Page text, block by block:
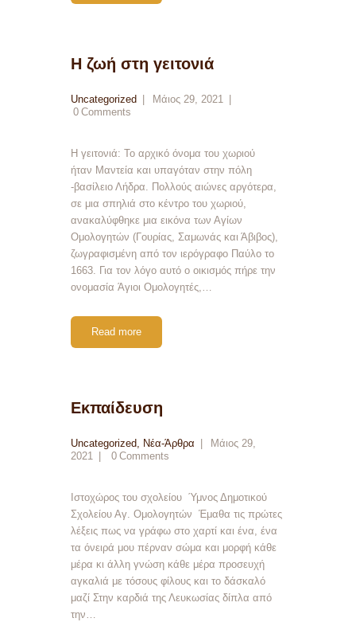
Η ζωή στη γειτονιά
Uncategorized
Μάιος 29, 2021
0 Comments
Η γειτονιά: Το αρχικό όνομα του χωριού
ήταν Μαντεία και υπαγόταν στην πόλη
-βασίλειο Λήδρα. Πολλούς αιώνες αργότερα,
σε μια σπηλιά στο κέντρο του χωριού,
ανακαλύφθηκε μια εικόνα των Αγίων
Ομολογητών (Γουρίας, Σαμωνάς και Άβιβος),
ζωγραφισμένη από τον ιερόγραφο Παύλο το
1663. Για τον λόγο αυτό ο οικισμός πήρε την
ονομασία Άγιοι Ομολογητές,…
Read more
Εκπαίδευση
Uncategorized Νέα-Άρθρα
Μάιος 29,
2021
0 Comments
Ιστοχώρος του σχολείου Ύμνος Δημοτικού
Σχολείου Αγ. Ομολογητών Έμαθα τις πρώτες
λέξεις πως να γράφω στο χαρτί και ένα, ένα
τα όνειρά μου πέρναν σώμα και μορφή κάθε
μέρα κι άλλη γνώση κάθε μέρα προσευχή
αγκαλιά με τόσους φίλους και το δάσκαλό
μαζί Στην καρδιά της Λευκωσίας δίπλα από
την…